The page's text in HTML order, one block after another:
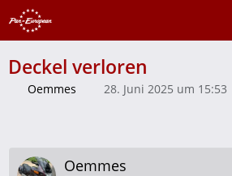
Deckel verloren
Oemmes 28. Juni 2025 um 15:53
Oemmes